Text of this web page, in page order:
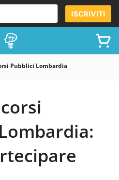
ISCRIVITI
Pubblici Lombardia